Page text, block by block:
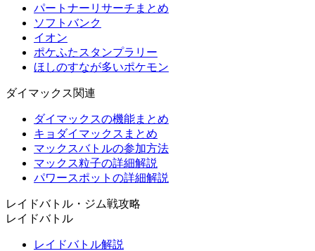
パートナーリサーチまとめ
ソフトバンク
イオン
ポケふたスタンプラリー
ほしのすなが多いポケモン
ダイマックス関連
ダイマックスの機能まとめ
キョダイマックスまとめ
マックスバトルの参加方法
マックス粒子の詳細解説
パワースポットの詳細解説
レイドバトル・ジム戦攻略
レイドバトル
レイドバトル解説